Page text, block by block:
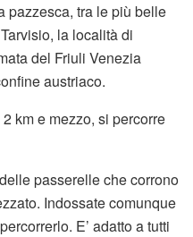
pazzesca, tra le più belle
la località di
del Friuli Venezia
austriaco.
km e mezzo, si percorre
passerelle che corrono
Indossate comunque
E’ adatto a tutti